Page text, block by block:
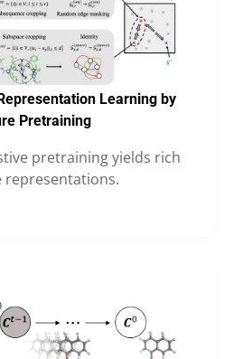
Learning by
Pretraining
pretraining yields rich